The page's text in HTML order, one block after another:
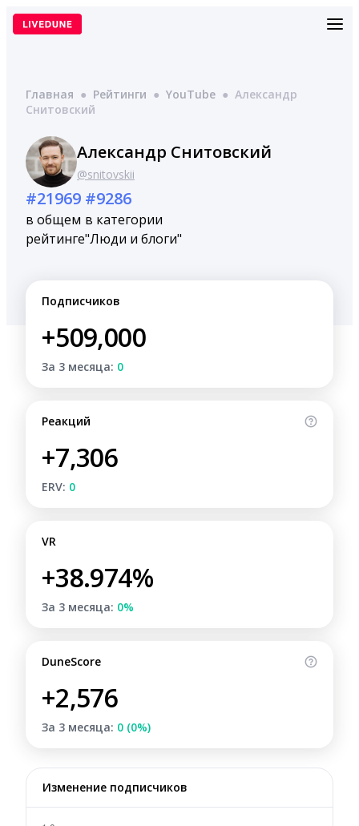
Перейти
Главная ● Рейтинги ● YouTube ● Александр
Снитовский
Александр Снитовский
@snitovskii
#21969
в общем
рейтинге
#9286
в категории
"Люди и блоги"
Подписчиков
+509,000
За 3 месяца: 0
Реакций
+7,306
ERV: 0
VR
+38.974%
За 3 месяца: 0%
DuneScore
+2,576
За 3 месяца: 0 (0%)
Изменение подписчиков